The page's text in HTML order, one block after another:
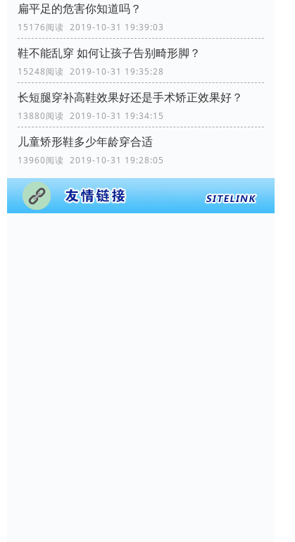
扁平足的危害你知道吗？
15176阅读 2019-10-31 19:39:03
鞋不能乱穿 如何让孩子告别畸形脚？
15248阅读 2019-10-31 19:35:28
长短腿穿补高鞋效果好还是手术矫正效果好？
13880阅读 2019-10-31 19:34:15
儿童矫形鞋多少年龄穿合适
13960阅读 2019-10-31 19:28:05